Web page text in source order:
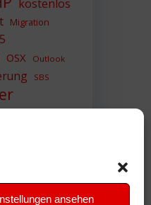
ansehen
kostenlos
Migration
OSX Outlook
SBS
SIEM
WAZUH